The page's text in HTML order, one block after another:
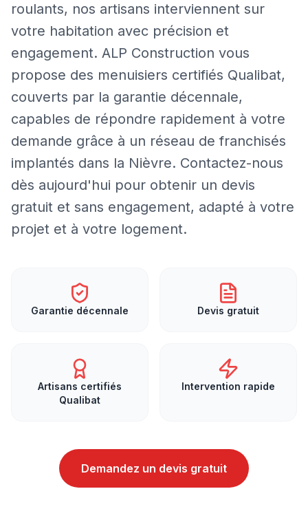
roulants, nos artisans interviennent sur
votre habitation avec précision et
engagement. ALP Construction vous
propose des menuisiers certifiés Qualibat,
couverts par la garantie décennale,
capables de répondre rapidement à votre
demande grâce à un réseau de franchisés
implantés dans la Nièvre. Contactez-nous
dès aujourd'hui pour obtenir un devis
gratuit et sans engagement, adapté à votre
projet et à votre logement.
Garantie décennale Devis gratuit
Artisans certifiés
Qualibat
Intervention rapide
Demandez un devis gratuit